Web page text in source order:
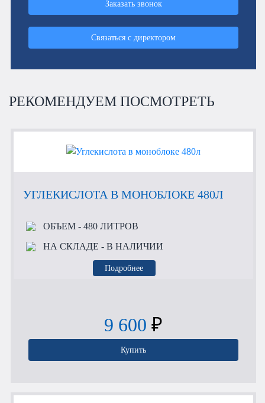
Заказать звонок
Связаться с директором
РЕКОМЕНДУЕМ ПОСМОТРЕТЬ
УГЛЕКИСЛОТА В МОНОБЛОКЕ 480Л
ОБЪЕМ- 480 ЛИТРОВ
НА СКЛАДЕ - В НАЛИЧИИ
Подробнее
9 600 ₽
Купить